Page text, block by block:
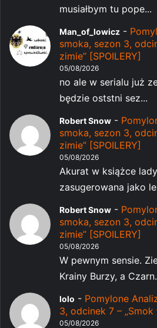
musiałbym tu pope...
Man_of_lowicz -
smoka, sezon 3,
zimie” [SPOILERY]
05/08/2026
no ale w serialu już
będzie oststni sez...
Robert Snow -
smoka, sezon 3,
zimie” [SPOILERY]
05/08/2026
Akurat w książce
zasugerowana jako
Robert Snow -
smoka, sezon 3,
zimie” [SPOILERY]
05/08/2026
W pewnym sensie.
Krainy Burzy, a
lolo - Pomylone
3, odcinek 7 – „Smok
05/08/2026